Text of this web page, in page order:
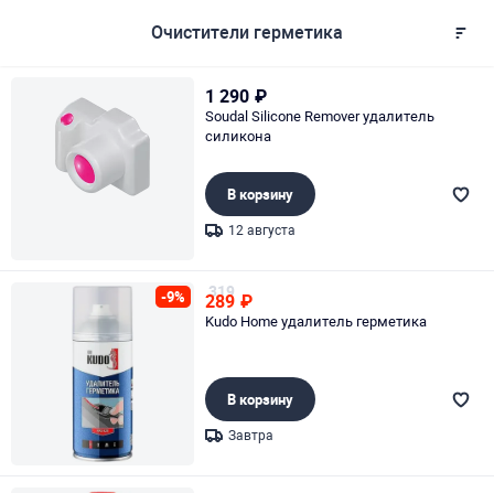
Очистители герметика
1 290 ₽
Soudal Silicone Remover удалитель
силикона
В корзину
12 августа
-9% 319
289 ₽
Kudo Home удалитель герметика
В корзину
Завтра